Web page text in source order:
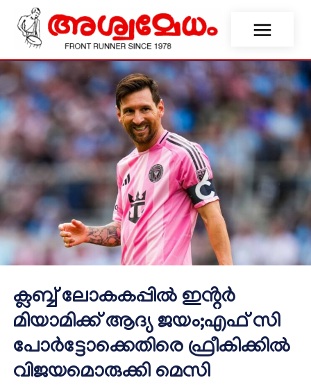
ക്ലബ്ബ് ലോകകപ്പിൽ ഇൻ്റർ
മിയാമിക്ക് ആദ്യ ജയം;എഫ് സി
പോർട്ടോക്കെതിരെ ഫ്രീകിക്കിൽ
വിജയമൊരുക്കി മെസി